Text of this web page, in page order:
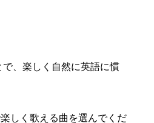
、楽しく自然に英語に慣
楽しく歌える曲を選んでくだ